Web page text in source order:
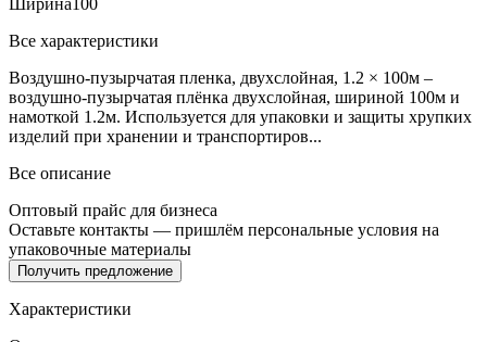
Все характеристики
Воздушно-пузырчатая пленка, двухслойная, 1.2 × 100м –
воздушно-пузырчатая плёнка двухслойная, шириной 100м и
намоткой 1.2м. Используется для упаковки и защиты хрупких
изделий при хранении и транспортиров...
Все описание
Оптовый прайс для бизнеса
Оставьте контакты — пришлём персональные условия на
упаковочные материалы
Получить предложение
Характеристики